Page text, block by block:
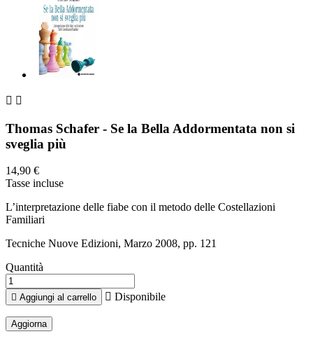
 
Thomas Schafer - Se la Bella Addormentata non si
sveglia più
14,90 €
Tasse incluse
L’interpretazione delle fiabe con il metodo delle Costellazioni
Familiari
Tecniche Nuove Edizioni, Marzo 2008, pp. 121
Quantità
 Aggiungi al carrello  Disponibile